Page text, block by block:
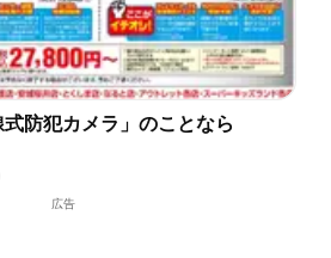
防犯カメラ」のことなら
広告